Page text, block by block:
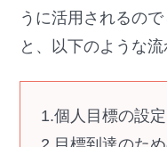
うに活用されるの
と、以下のような流
個人目標の設定